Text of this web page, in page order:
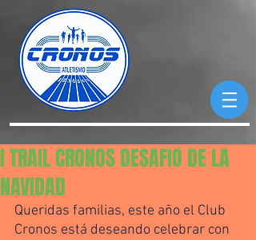
I TRAIL CRONOS DESAFIO DE LA
NAVIDAD
Queridas familias, este año el Club
Cronos está deseando celebrar con